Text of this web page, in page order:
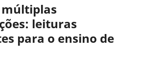
leituras
para o ensino de